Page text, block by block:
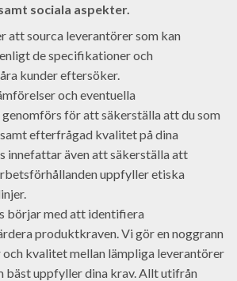
sociala aspekter.
att sourca leverantörer som kan
de specifikationer och
kunder eftersöker.
och eventuella
för att säkerställa att du som
efterfrågad kvalitet på dina
innefattar även att säkerställa att
uppfyller etiska
börjarmedatt identifiera
rderaproduktkraven Vigörennoggrann
och kvalitetmellan lämpliga leverantörer
bästuppfyllerdina krav. Allt utifrån